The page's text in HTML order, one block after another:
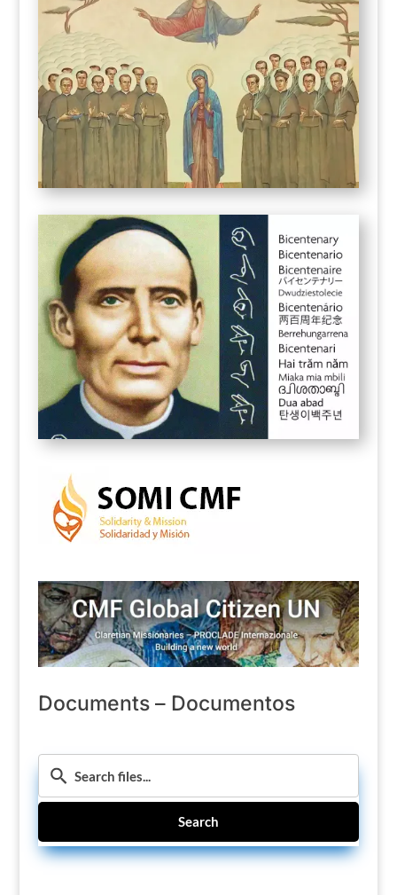
Documents – Documentos
Search